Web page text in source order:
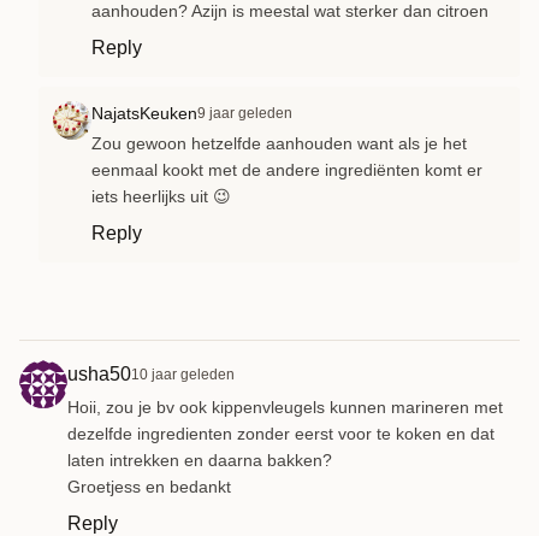
aanhouden? Azijn is meestal wat sterker dan citroen
Reply
NajatsKeuken9 jaar geleden
Zou gewoon hetzelfde aanhouden want als je het
eenmaal kookt met de andere ingrediënten komt er
iets heerlijks uit 😉
Reply
usha5010 jaar geleden
Hoii, zou je bv ook kippenvleugels kunnen marineren met
dezelfde ingredienten zonder eerst voor te koken en dat
laten intrekken en daarna bakken?
Groetjess en bedankt
Reply